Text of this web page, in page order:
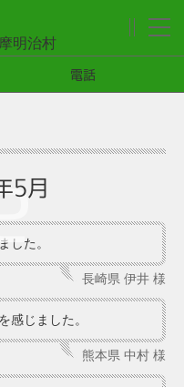
明治村
電話
5月
した。
長崎県 伊井 様
感じました。
熊本県 中村 様